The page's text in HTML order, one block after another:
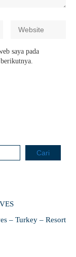
saya pada
Cari
– Turkey – Resort